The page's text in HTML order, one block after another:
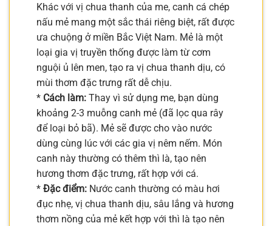
Khác với vị chua thanh của me, canh cá chép
nấu mẻ mang một sắc thái riêng biệt, rất được
ưa chuộng ở miền Bắc Việt Nam. Mẻ là một
loại gia vị truyền thống được làm từ cơm
nguội ủ lên men, tạo ra vị chua thanh dịu, có
mùi thơm đặc trưng rất dễ chịu.
* Cách làm: Thay vì sử dụng me, bạn dùng
khoảng 2-3 muỗng canh mẻ (đã lọc qua rây
để loại bỏ bã). Mẻ sẽ được cho vào nước
dùng cùng lúc với các gia vị nêm nếm. Món
canh này thường có thêm thì là, tạo nên
hương thơm đặc trưng, rất hợp với cá.
* Đặc điểm: Nước canh thường có màu hơi
đục nhẹ, vị chua thanh dịu, sâu lắng và hương
thơm nồng của mẻ kết hợp với thì là tạo nên